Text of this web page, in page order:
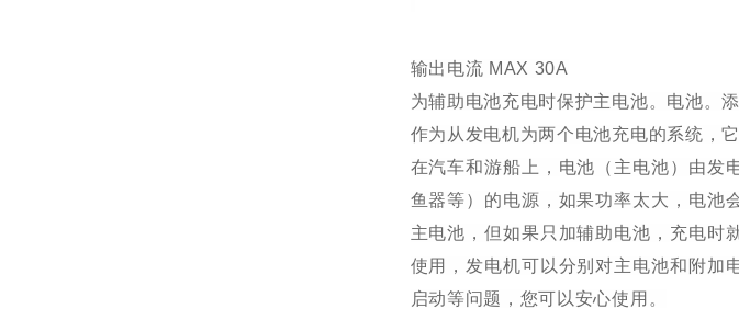
输出电流 MAX 30A
为辅助电池充电时保护主电池。电池。
作为从发电机为两个电池充电的系统，它
在汽车和游船上，电池（主电池）由发
鱼器等）的电源，如果功率太大，电池
主电池，但如果只加辅助电池，充电时
使用，发电机可以分别对主电池和附加
启动等问题，您可以安心使用。